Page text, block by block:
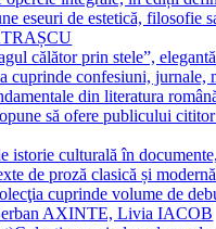
eseuri de estetică, filosofie
călător prin stele”,
cuprinde confesiuni, jurnale,
din literatura
să ofere publicului
istorie culturală în
de proză clasică și
cuprinde volume de
AXINTE, Livia IACOB